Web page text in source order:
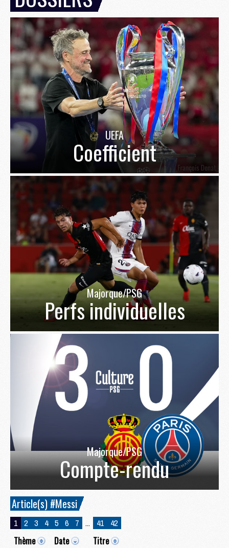
UEFA
Coefficient
Majorque/PSG
Perfs individuelles
Majorque/PSG
Compte-rendu
Article(s) #Messi
1 2 3 4 5 6 7 ... 41 42
Thème Date Titre